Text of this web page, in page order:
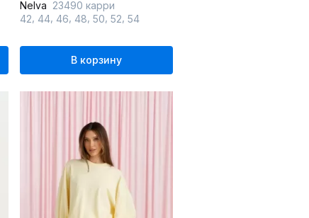
Nelva 23490 карри
42 44 46 48 50 52 54
В корзину